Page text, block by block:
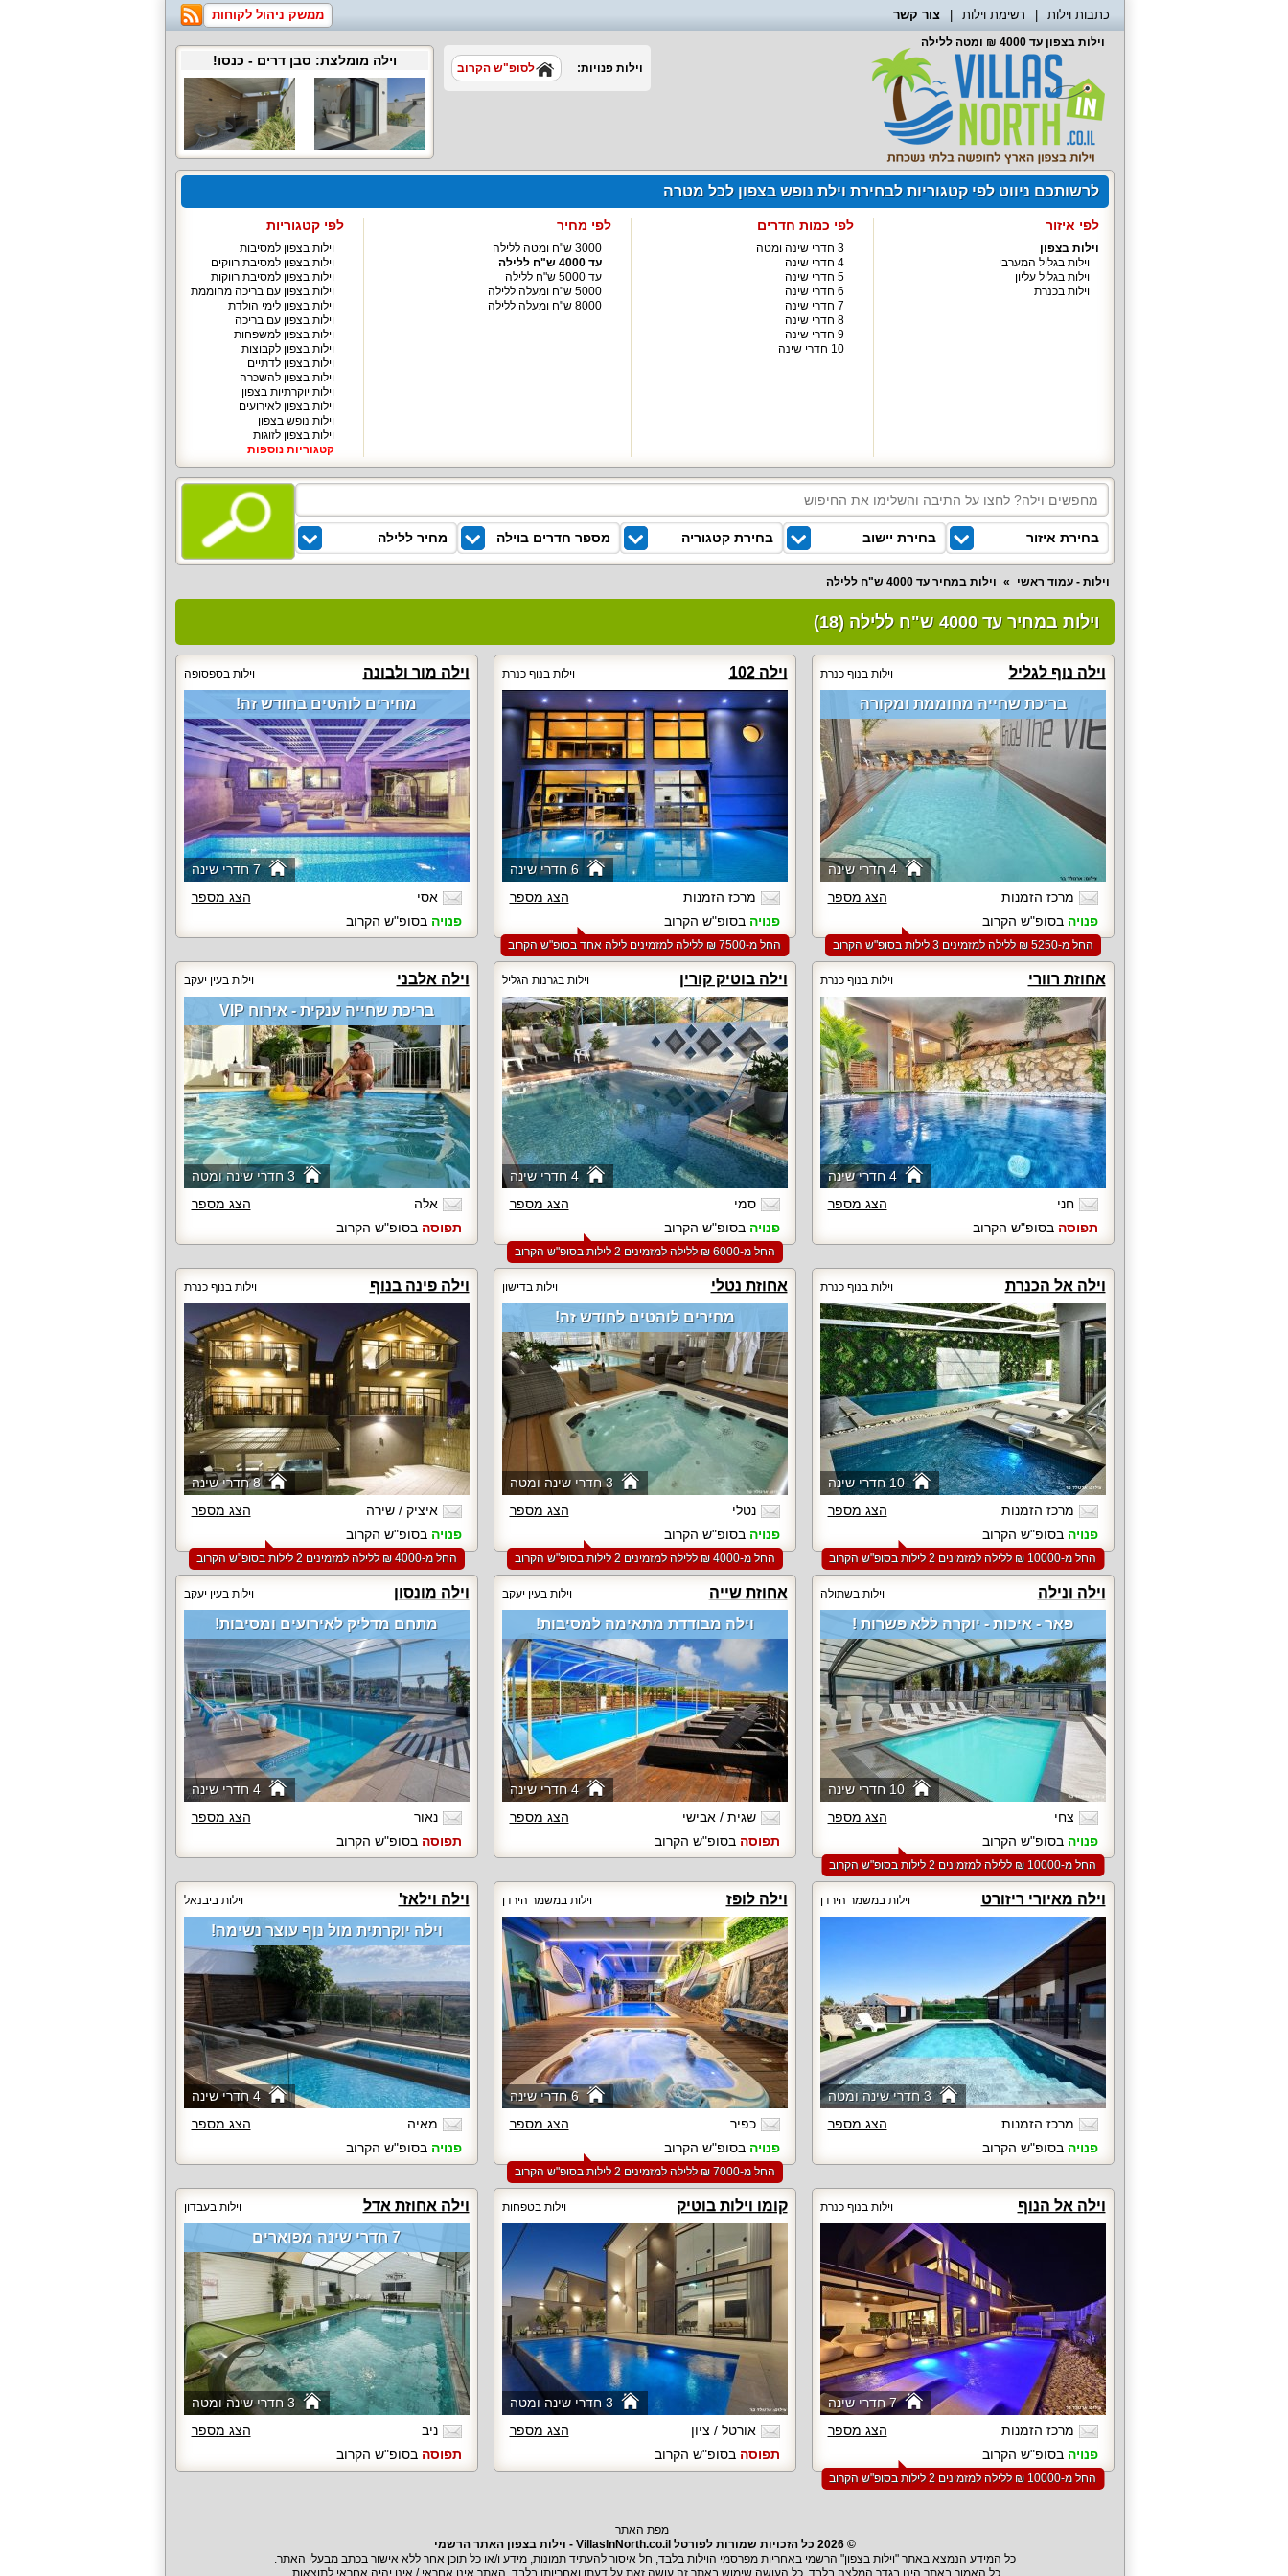
כתבות וילות רשימת וילות צור קשר ממשק ניהול לקוחות
וילות בצפון עד 4000 ₪ ומטה ללילה
וילה מומלצת: סבן דרים - כנסו! וילות פנויות: לסופ"ש הקרוב
לרשותכם ניווט לפי קטגוריות לבחירת וילת נופש בצפון לכל מטרה
לפי איזור
וילות בצפון
וילות בגליל המערבי
וילות בגליל עליון
וילות בכנרת
לפי כמות חדרים
3 חדרי שינה ומטה
4 חדרי שינה
5 חדרי שינה
6 חדרי שינה
7 חדרי שינה
8 חדרי שינה
9 חדרי שינה
10 חדרי שינה
לפי מחיר
3000 ש"ח ומטה ללילה
עד 4000 ש"ח ללילה
עד 5000 ש"ח ללילה
5000 ש"ח ומעלה ללילה
8000 ש"ח ומעלה ללילה
לפי קטגוריות
וילות בצפון למסיבות
וילות בצפון למסיבת רווקים
וילות בצפון למסיבת רווקות
וילות בצפון עם בריכה מחוממת
וילות בצפון לימי הולדת
וילות בצפון עם בריכה
וילות בצפון למשפחות
וילות בצפון לקבוצות
וילות בצפון לדתיים
וילות בצפון להשכרה
וילות יוקרתיות בצפון
וילות בצפון לאירועים
וילות נופש בצפון
וילות בצפון לזוגות
קטגוריות נוספות
בחירת איזור בחירת יישוב בחירת קטגוריה מספר חדרים בוילה מחיר ללילה
וילות - עמוד ראשי וילות במחיר עד 4000 ש"ח ללילה
וילות במחיר עד 4000 ש"ח ללילה (18)
וילה נוף לגליל וילות בנוף כנרת
4 חדרי שינה
בריכת שחייה מחוממת ומקורה
מרכז הזמנות
הצג מספר
פנויה בסופ"ש הקרוב
החל מ-‏5250 ₪ ללילה למזמינים 3 לילות בסופ"ש הקרוב
וילה 102 וילות בנוף כנרת
6 חדרי שינה
מרכז הזמנות
הצג מספר
פנויה בסופ"ש הקרוב
החל מ-‏7500 ₪ ללילה למזמינים לילה אחד בסופ"ש הקרוב
וילה מור ולבונה וילות בספסופה
7 חדרי שינה
מחירים לוהטים בחודש זה!
אסי
הצג מספר
פנויה בסופ"ש הקרוב
אחוזת רוורי וילות בנוף כנרת
4 חדרי שינה
חני
הצג מספר
תפוסה בסופ"ש הקרוב
וילה בוטיק קורין וילות בגרנות הגליל
4 חדרי שינה
סמי
הצג מספר
פנויה בסופ"ש הקרוב
החל מ-‏6000 ₪ ללילה למזמינים 2 לילות בסופ"ש הקרוב
וילה אלבני וילות בעין יעקב
3 חדרי שינה ומטה
בריכת שחייה ענקית - אירוח VIP
אלה
הצג מספר
תפוסה בסופ"ש הקרוב
וילה אל הכנרת וילות בנוף כנרת
10 חדרי שינה
מרכז הזמנות
הצג מספר
פנויה בסופ"ש הקרוב
החל מ-‏10000 ₪ ללילה למזמינים 2 לילות בסופ"ש הקרוב
אחוזת נטלי וילות בדישון
3 חדרי שינה ומטה
מחירים לוהטים לחודש זה!
נטלי
הצג מספר
פנויה בסופ"ש הקרוב
החל מ-‏4000 ₪ ללילה למזמינים 2 לילות בסופ"ש הקרוב
וילה פינה בנוף וילות בנוף כנרת
8 חדרי שינה
איציק / שירה
הצג מספר
פנויה בסופ"ש הקרוב
החל מ-‏4000 ₪ ללילה למזמינים 2 לילות בסופ"ש הקרוב
וילה ונילה וילות בשתולה
10 חדרי שינה
פאר - איכות - יוקרה ללא פשרות !
צחי
הצג מספר
פנויה בסופ"ש הקרוב
החל מ-‏10000 ₪ ללילה למזמינים 2 לילות בסופ"ש הקרוב
אחוזת שייה וילות בעין יעקב
4 חדרי שינה
וילה מבודדת מתאימה למסיבות!
שגית / אבישי
הצג מספר
תפוסה בסופ"ש הקרוב
וילה מונסון וילות בעין יעקב
4 חדרי שינה
מתחם מדליק לאירועים ומסיבות!
נאור
הצג מספר
תפוסה בסופ"ש הקרוב
וילה מאיורי ריזורט וילות במשמר הירדן
3 חדרי שינה ומטה
מרכז הזמנות
הצג מספר
פנויה בסופ"ש הקרוב
וילה לופז וילות במשמר הירדן
6 חדרי שינה
כפיר
הצג מספר
פנויה בסופ"ש הקרוב
החל מ-‏7000 ₪ ללילה למזמינים 2 לילות בסופ"ש הקרוב
וילה וילאז' וילות ביבנאל
4 חדרי שינה
וילה יוקרתית מול נוף עוצר נשימה!
מאיה
הצג מספר
פנויה בסופ"ש הקרוב
וילה אל הנוף וילות בנוף כנרת
7 חדרי שינה
מרכז הזמנות
הצג מספר
פנויה בסופ"ש הקרוב
החל מ-‏10000 ₪ ללילה למזמינים 2 לילות בסופ"ש הקרוב
קומו וילות בוטיק וילות בטפחות
3 חדרי שינה ומטה
אורטל / ציון
הצג מספר
תפוסה בסופ"ש הקרוב
וילה אחוזת אדל וילות בעבדון
3 חדרי שינה ומטה
7 חדרי שינה מפוארים
ניב
הצג מספר
תפוסה בסופ"ש הקרוב
מפת האתר
© 2026 כל הזכויות שמורות לפורטל VillasInNorth.co.il - וילות בצפון האתר הרשמי
כל המידע הנמצא באתר "וילות בצפון" הרשמי באחריות מפרסמי הוילות בלבד, חל איסור להעתיד תמונות, מידע ו/או כל תוכן אחר ללא אישור בכתב מבעלי האתר.
כל האמור באתר הינו בגדר המלצה בלבד, כל העושה שימוש באתר זה עושה זאת על דעתו ואחריותו בלבד, האתר אינו אחראי / אינו יהיה אחראי לתוצאות.